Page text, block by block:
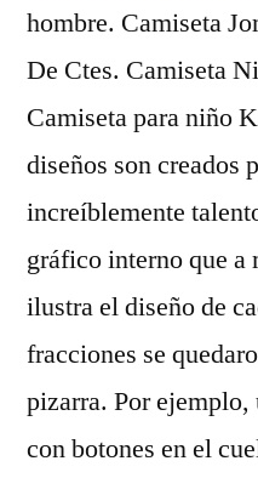
hombre. Camiseta
De Ctes. Camiseta
Camiseta para niño
diseños son creados
increíblemente
gráfico interno que a
ilustra el diseño de
fracciones se
pizarra. Por ejemplo,
con botones en el